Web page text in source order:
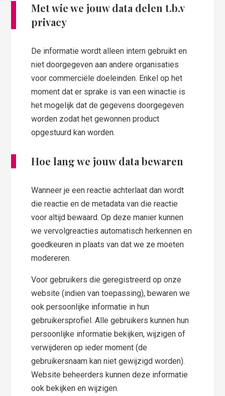
Met wie we jouw data delen t.b.v
privacy
De informatie wordt alleen intern gebruikt en
niet doorgegeven aan andere organisaties
voor commerciële doeleinden. Enkel op het
moment dat er sprake is van een winactie is
het mogelijk dat de gegevens doorgegeven
worden zodat het gewonnen product
opgestuurd kan worden.
Hoe lang we jouw data bewaren
Wanneer je een reactie achterlaat dan wordt
die reactie en de metadata van die reactie
voor altijd bewaard. Op deze manier kunnen
we vervolgreacties automatisch herkennen en
goedkeuren in plaats van dat we ze moeten
modereren.
Voor gebruikers die geregistreerd op onze
website (indien van toepassing), bewaren we
ook persoonlijke informatie in hun
gebruikersprofiel. Alle gebruikers kunnen hun
persoonlijke informatie bekijken, wijzigen of
verwijderen op ieder moment (de
gebruikersnaam kan niet gewijzigd worden).
Website beheerders kunnen deze informatie
ook bekijken en wijzigen.